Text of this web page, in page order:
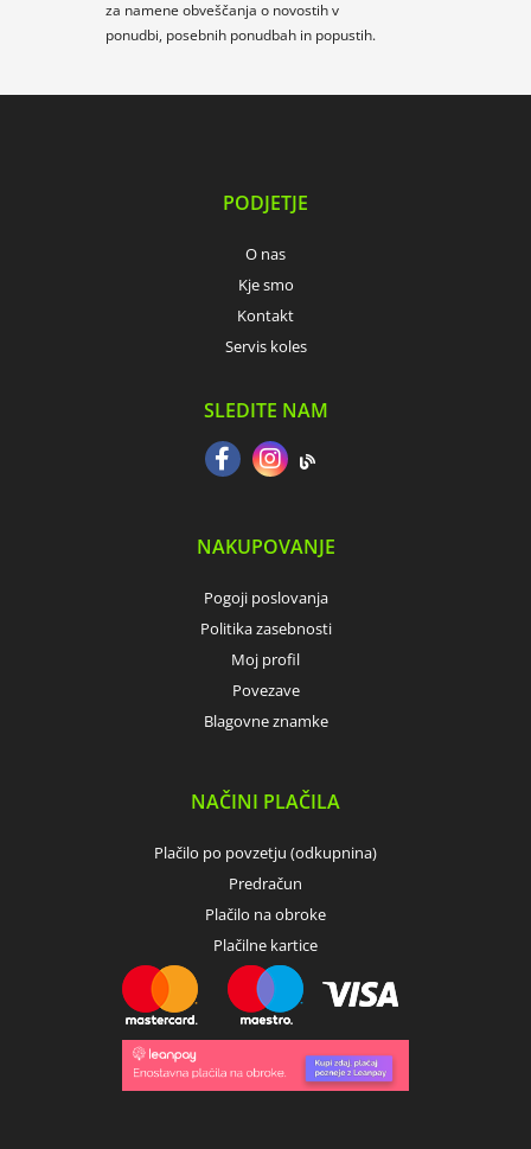
za namene obveščanja o novostih v
ponudbi, posebnih ponudbah in popustih.
PODJETJE
O nas
Kje smo
Kontakt
Servis koles
SLEDITE NAM
NAKUPOVANJE
Pogoji poslovanja
Politika zasebnosti
Moj profil
Povezave
Blagovne znamke
NAČINI PLAČILA
Plačilo po povzetju (odkupnina)
Predračun
Plačilo na obroke
Plačilne kartice